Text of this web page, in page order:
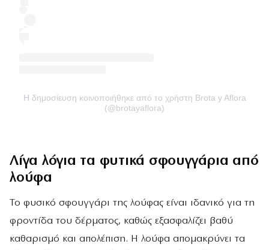
Η δημοσίευση κοινοποιήθηκε από το χρήστη Brota y Aflora
(@brotayaflora)
Λίγα λόγια τα φυτικά σφουγγάρια από
λούφα
Το φυσικό σφουγγάρι της λούφας είναι ιδανικό για τη
φροντίδα του δέρματος, καθώς εξασφαλίζει βαθύ
καθαρισμό και απολέπιση. Η λούφα απομακρύνει τα